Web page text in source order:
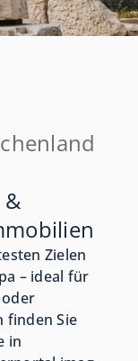
&
Zielen
– ideal für
finden Sie
in